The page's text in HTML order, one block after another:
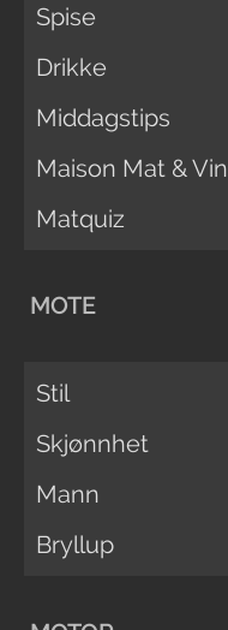
Spise
Drikke
Middagstips
Maison Mat & Vin
Matquiz
MOTE
Stil
Skjønnhet
Mann
Bryllup